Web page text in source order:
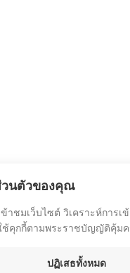
วนตัวของคุณ
าชมเว็บไซต์ วิเคราะห์การ
คุกกี้ตามพระราชบัญญัติคุ้ม
ปฏิเสธทั้งหมด